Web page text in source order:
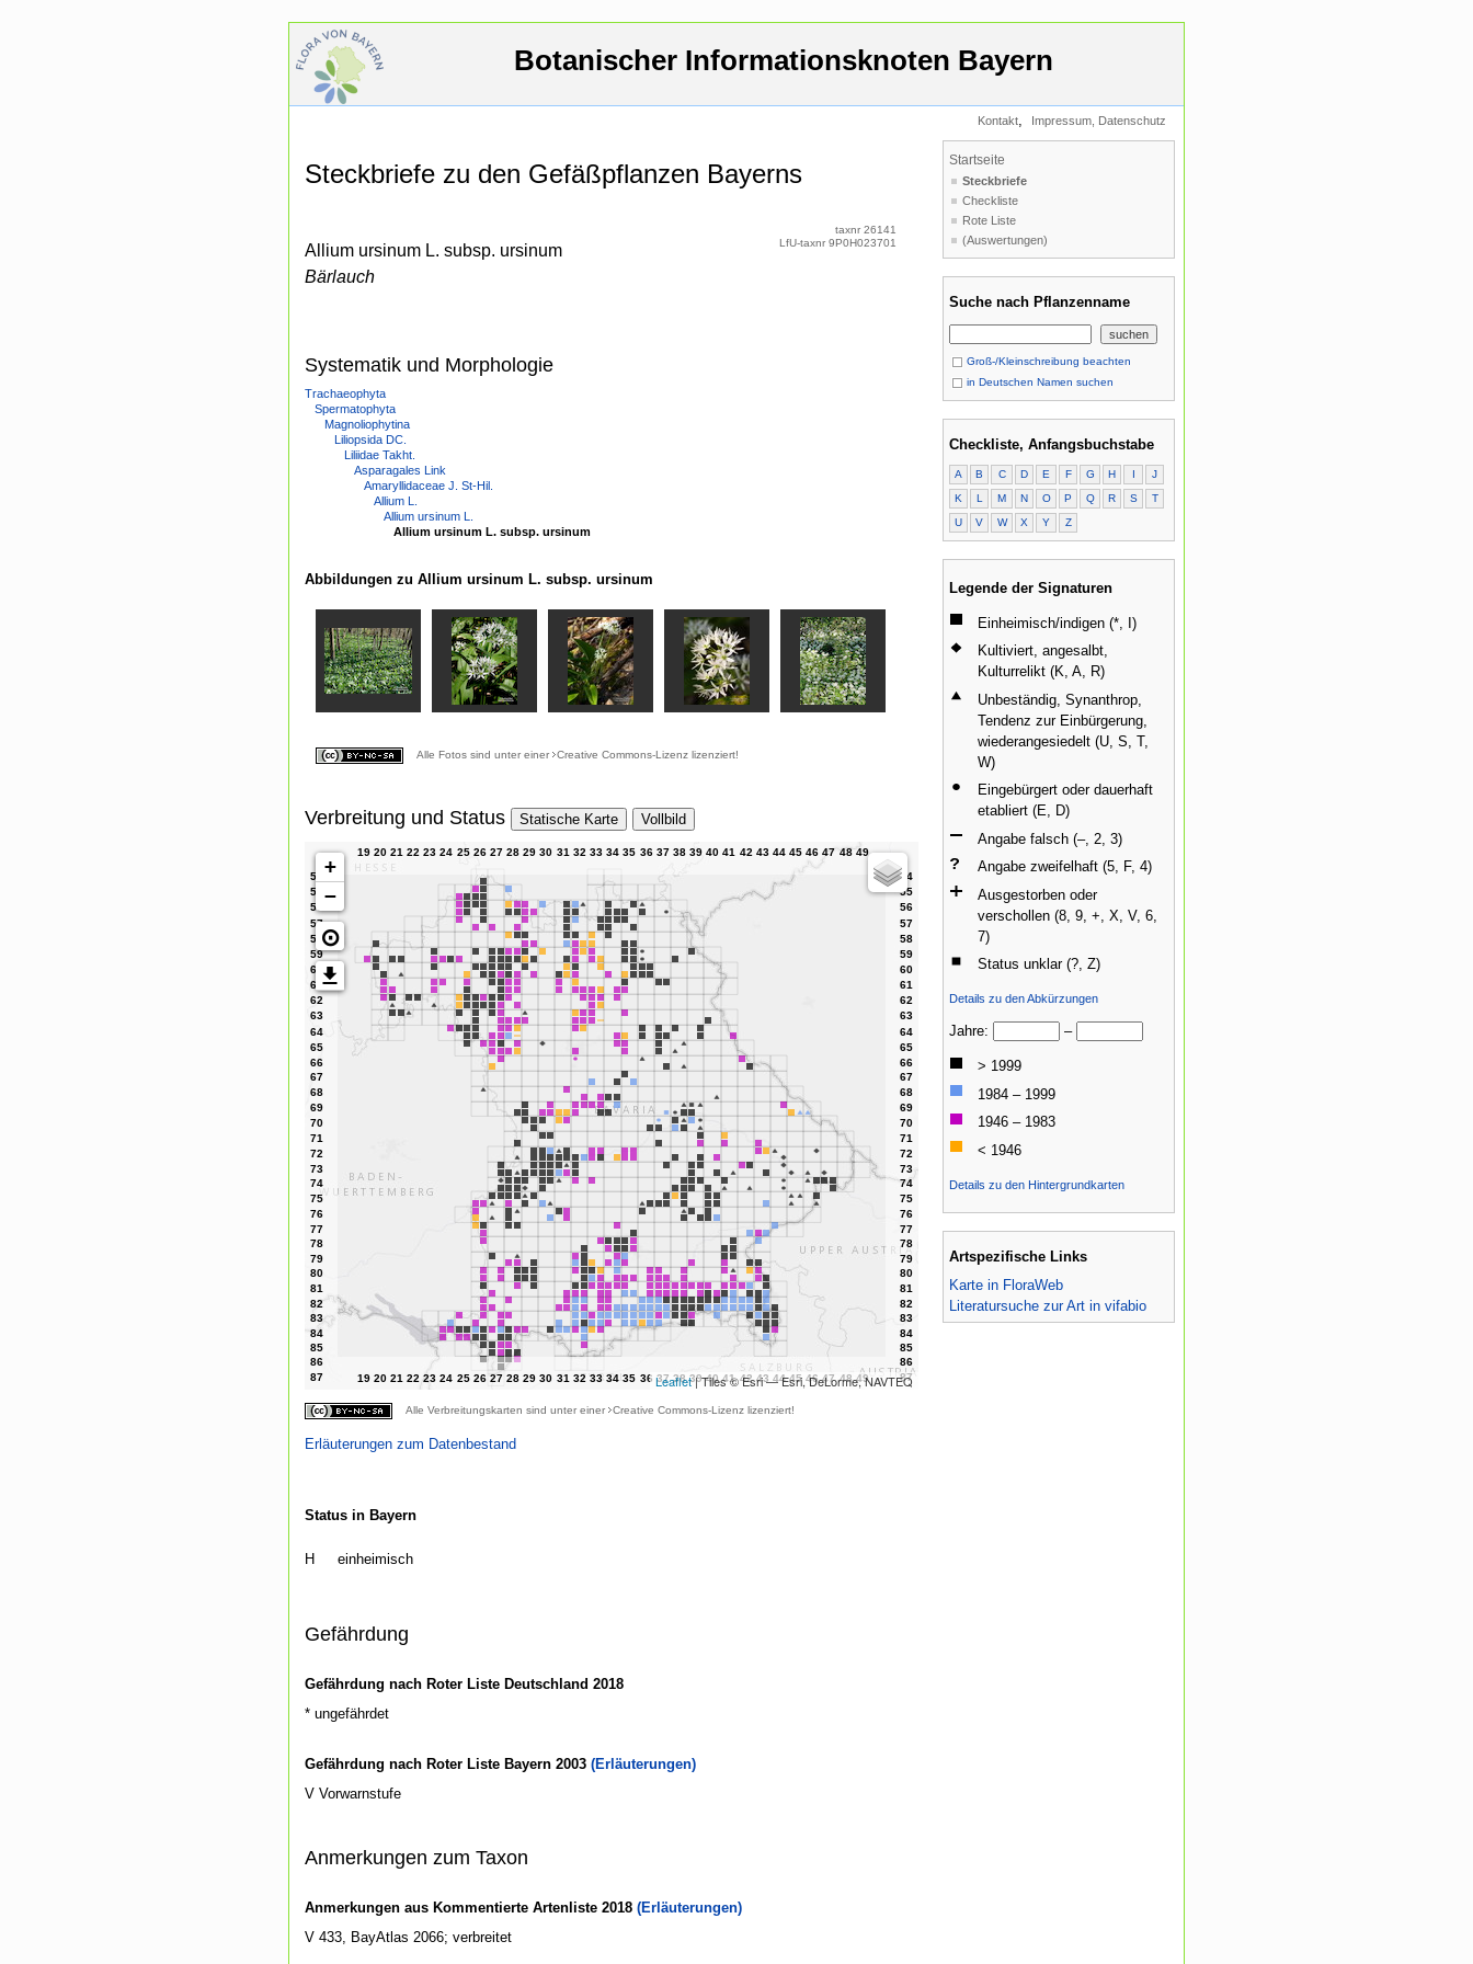
Botanischer Informationsknoten Bayern
Kontakt, Impressum, Datenschutz
Steckbriefe zu den Gefäßpflanzen Bayerns
Allium ursinum L. subsp. ursinum
Bärlauch
taxnr 26141
LfU-taxnr 9P0H023701
Systematik und Morphologie
Trachaeophyta
Spermatophyta
Magnoliophytina
Liliopsida DC.
Liliidae Takht.
Asparagales Link
Amaryllidaceae J. St-Hil.
Allium L.
Allium ursinum L.
Allium ursinum L. subsp. ursinum
Abbildungen zu Allium ursinum L. subsp. ursinum
Alle Fotos sind unter einer Creative Commons-Lizenz lizenziert!
Verbreitung und Status Statische Karte Vollbild
+
−
⊙
Leaflet| Tiles © Esri — Esri, DeLorme, NAVTEQ
Alle Verbreitungskarten sind unter einer Creative Commons-Lizenz lizenziert!
Erläuterungen zum Datenbestand
Status in Bayern
H einheimisch
Gefährdung
Gefährdung nach Roter Liste Deutschland 2018
* ungefährdet
Gefährdung nach Roter Liste Bayern 2003 (Erläuterungen)
V Vorwarnstufe
Anmerkungen zum Taxon
Anmerkungen aus Kommentierte Artenliste 2018 (Erläuterungen)
V 433, BayAtlas 2066; verbreitet
Startseite
Steckbriefe
Checkliste
Rote Liste
(Auswertungen)
Suche nach Pflanzenname
Groß-/Kleinschreibung beachten
in Deutschen Namen suchen
Checkliste, Anfangsbuchstabe
A B C D E F G H I
J
K
L M N O P Q R S
T
U
V W X Y Z
Legende der Signaturen
Einheimisch/indigen (*, I)
Kultiviert, angesalbt,
Kulturrelikt (K, A, R)
Unbeständig, Synanthrop,
Tendenz zur Einbürgerung,
wiederangesiedelt (U, S, T,
W)
Eingebürgert oder dauerhaft
etabliert (E, D)
Angabe falsch (–, 2, 3)
Angabe zweifelhaft (5, F, 4)
Ausgestorben oder
verschollen (8, 9, +, X, V, 6,
7)
Status unklar (?, Z)
Details zu den Abkürzungen
Jahre: –
> 1999
1984 – 1999
1946 – 1983
< 1946
Details zu den Hintergrundkarten
Artspezifische Links
Karte in FloraWeb
Literatursuche zur Art in vifabio